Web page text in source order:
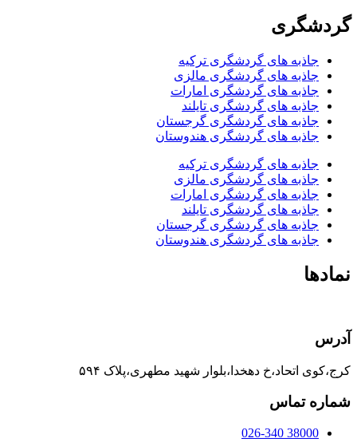
گردشگری
جاذبه های گردشگری ترکیه
جاذبه های گردشگری مالزی
جاذبه های گردشگری امارات
جاذبه های گردشگری تایلند
جاذبه های گردشگری گرجستان
جاذبه های گردشگری هندوستان
جاذبه های گردشگری ترکیه
جاذبه های گردشگری مالزی
جاذبه های گردشگری امارات
جاذبه های گردشگری تایلند
جاذبه های گردشگری گرجستان
جاذبه های گردشگری هندوستان
نمادها
آدرس
کرج،کوی اتحاد،خ دهخدا،بلوار شهید مطهری،پلاک ۵۹۴
شماره تماس
38000 026-340